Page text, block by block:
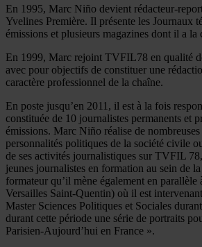
En 1995, Marc Niño devient rédacteur-
Yvelines Première. Il présente les Journaux
émissions et plusieurs magazines dont il a la
En 1999, Marc rejoint TVFIL78 en qualité
avec pour objectifs de constituer une
caractère professionnel de la chaîne.
En poste jusqu’en 2011, il est à la fois
constituée de 10 journalistes permanents et
émissions. Marc Niño réalise de
personnalités politiques de la société civile
de ses activités journalistiques sur TVFIL
jeunes journalistes en formation au sein de
formateur qu’il mène également en
Versailles Saint-Quentin) où il est
Master Sciences Politiques et Sociales
durant cette période une série de portraits
Parisien-Aujourd’hui en France ».